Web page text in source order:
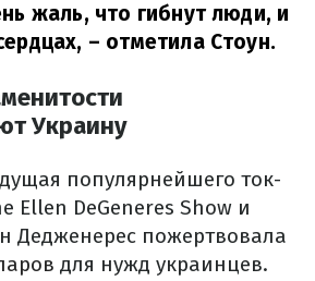
жаль, что гибнут люди, и
– отметила Стоун.
Украину
популярнейшего ток-
Ellen DeGeneres Show и
Дедженерес пожертвовала
для нужд украинцев.